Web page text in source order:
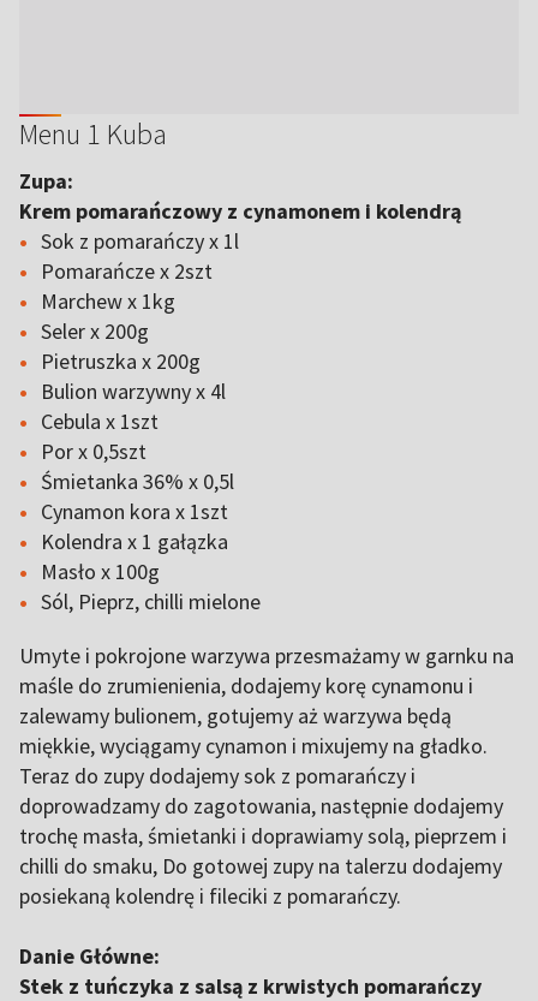
Menu 1 Kuba
Zupa:
Krem pomarańczowy z cynamonem i kolendrą
Sok z pomarańczy x 1l
Pomarańcze x 2szt
Marchew x 1kg
Seler x 200g
Pietruszka x 200g
Bulion warzywny x 4l
Cebula x 1szt
Por x 0,5szt
Śmietanka 36% x 0,5l
Cynamon kora x 1szt
Kolendra x 1 gałązka
Masło x 100g
Sól, Pieprz, chilli mielone
Umyte i pokrojone warzywa przesmażamy w garnku na
maśle do zrumienienia, dodajemy korę cynamonu i
zalewamy bulionem, gotujemy aż warzywa będą
miękkie, wyciągamy cynamon i mixujemy na gładko.
Teraz do zupy dodajemy sok z pomarańczy i
doprowadzamy do zagotowania, następnie dodajemy
trochę masła, śmietanki i doprawiamy solą, pieprzem i
chilli do smaku, Do gotowej zupy na talerzu dodajemy
posiekaną kolendrę i fileciki z pomarańczy.
Danie Główne:
Stek z tuńczyka z salsą z krwistych pomarańczy